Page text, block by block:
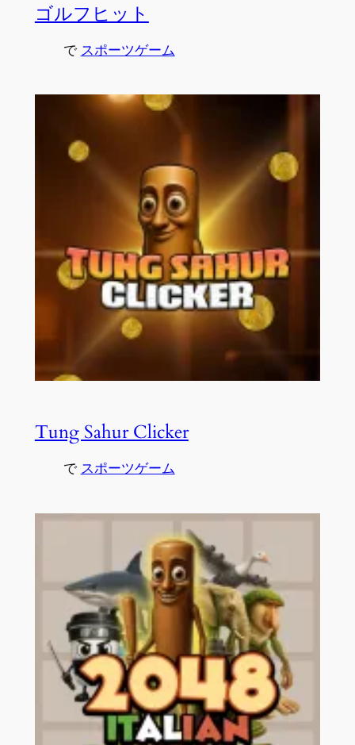
ゴルフヒット
で スポーツゲーム
Tung Sahur Clicker
で スポーツゲーム